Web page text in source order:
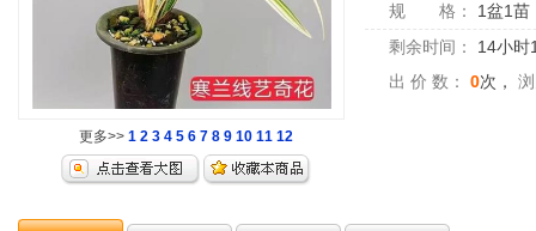
更多>> 1 2 3 4 5 6 7 8 9 10 11 12
规 格：
1盆1苗
剩余时间：
14小时
出 价 数：
0次，